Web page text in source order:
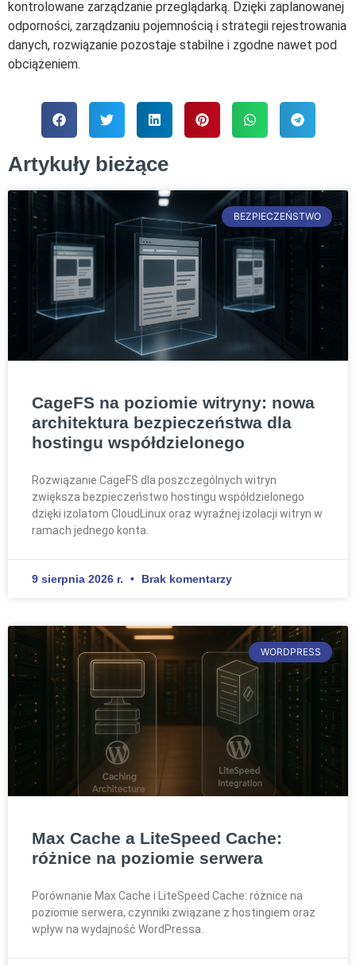
kontrolowane zarządzanie przeglądarką. Dzięki zaplanowanej
odporności, zarządzaniu pojemnością i strategii rejestrowania
danych, rozwiązanie pozostaje stabilne i zgodne nawet pod
obciążeniem.
Artykuły bieżące
BEZPIECZEŃSTWO
CageFS na poziomie witryny: nowa
architektura bezpieczeństwa dla
hostingu współdzielonego
Rozwiązanie CageFS dla poszczególnych witryn
zwiększa bezpieczeństwo hostingu współdzielonego
dzięki izolatom CloudLinux oraz wyraźnej izolacji witryn w
ramach jednego konta.
9 sierpnia 2026 r. Brak komentarzy
WORDPRESS
Max Cache a LiteSpeed Cache:
różnice na poziomie serwera
Porównanie Max Cache i LiteSpeed Cache: różnice na
poziomie serwera, czynniki związane z hostingiem oraz
wpływ na wydajność WordPressa.